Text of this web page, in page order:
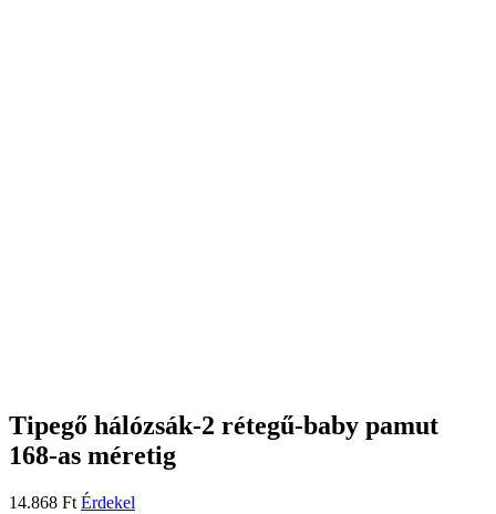
Tipegő hálózsák-2 rétegű-baby pamut
168-as méretig
14.868 Ft Érdekel